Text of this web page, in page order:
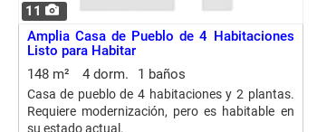
11
Amplia Casa de Pueblo de 4 Habitaciones
Listo para Habitar
148 m²
4 dorm. 1 baños
Casa de pueblo de 4 habitaciones y 2 plantas.
Requiere modernización, pero es habitable en
su estado actual.